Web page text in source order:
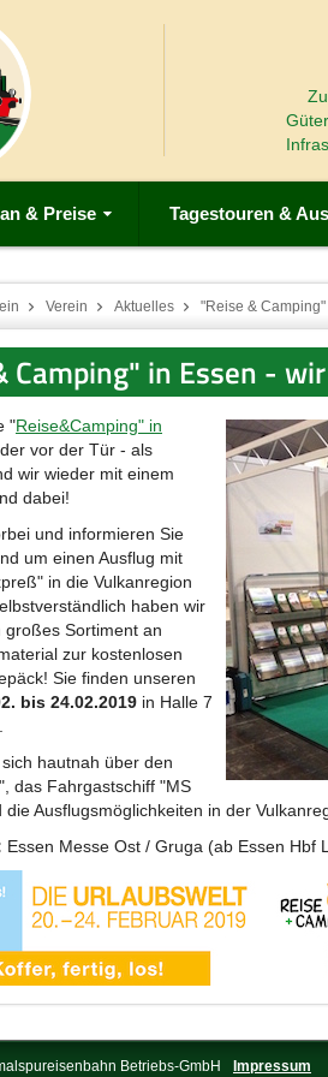
& Preise Tagestouren &
Verein Aktuelles "Reise &
Camping" in Essen -
"Reise&Camping" in
vor der Tür - als
wir wieder mit einem
dabei!
und informieren Sie
um einen Ausflug mit
in die Vulkanregion
haben wir
großes Sortiment an
zur kostenlosen
Sie finden unseren
bis 24.02.2019 in Halle 7
hautnah über den
das Fahrgastschiff "MS
die Ausflugsmöglichkeiten in der
Essen Messe Ost / Gruga (ab Essen Hbf
Betriebs-GmbH Impressum